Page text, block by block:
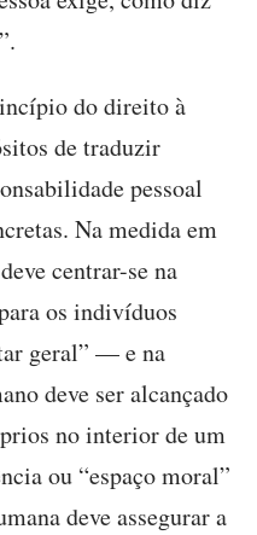
do direito à
de traduzir
pessoal
Na medida em
centrar-se na
os indivíduos
geral” — e na
deve ser alcançado
no interior de um
ou “espaço moral”
deve assegurar a